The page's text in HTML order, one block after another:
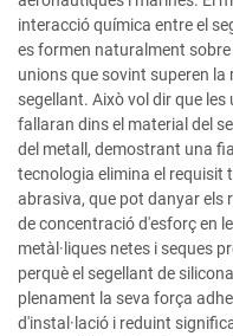
interacció química entre el
es formen naturalment
unions que sovint superen
segellant. Això vol dir que
fallaran dins el material del
del metall, demostrant una
tecnologia elimina el requisit
abrasiva, que pot danyar
de concentració d'esforç en
metàl·liques netes i seques
perquè el segellant de
plenament la seva força
d'instal·lació i reduint